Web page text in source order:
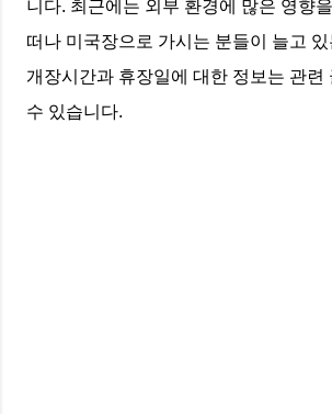
니다. 최근에는 외부 환경에 많은 영향
떠나 미국장으로 가시는 분들이 늘고 있
개장시간과 휴장일에 대한 정보는 관련
수 있습니다.